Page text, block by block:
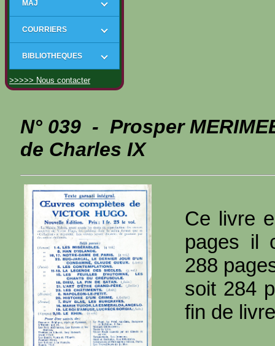
MAJ
COURRIERS
BIBLIOTHEQUES
>>>>> Nous contacter
N° 039 - Prosper
de Charles IX
Ce livre
pages il
288
soit 284
fin de